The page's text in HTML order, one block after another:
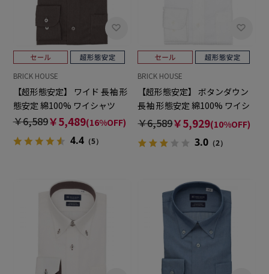
BRICK HOUSE
【超形態安定】 ワイド 長袖 形
態安定 綿100% ワイシャツ
￥6,589￥5,489(16%OFF)
4.4（5）
BRICK HOUSE
【超形態安定】 ボタンダウン
長袖 形態安定 綿100% ワイシ
ャツ
￥6,589￥5,929(10%OFF)
3.0 （2）